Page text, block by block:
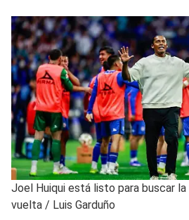
Joel Huiqui está listo para buscar
vuelta / Luis Garduño